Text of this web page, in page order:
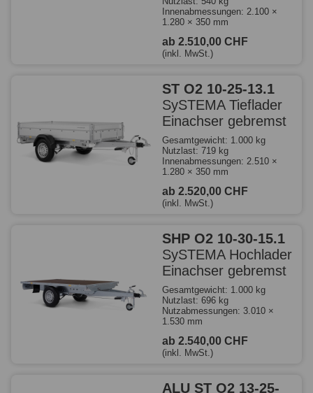
Innenabmessungen: 2.100 ×
1.280 × 350 mm
ab 2.510,00 CHF
(inkl. MwSt.)
ST O2 10-25-13.1
SySTEMA Tieflader
Einachser gebremst
Gesamtgewicht: 1.000 kg
Nutzlast: 719 kg
Innenabmessungen: 2.510 ×
1.280 × 350 mm
ab 2.520,00 CHF
(inkl. MwSt.)
SHP O2 10-30-15.1
SySTEMA Hochlader
Einachser gebremst
Gesamtgewicht: 1.000 kg
Nutzlast: 696 kg
Nutzabmessungen: 3.010 ×
1.530 mm
ab 2.540,00 CHF
(inkl. MwSt.)
ALU ST O2 13-25-